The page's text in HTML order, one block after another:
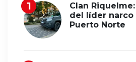
Clan
del líder narco
Puerto Norte